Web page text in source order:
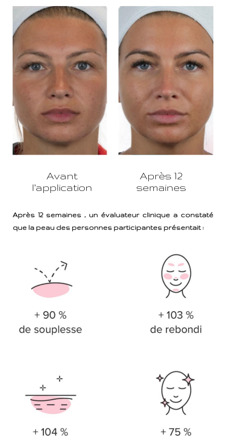
Avant
l'application
Après 12
semaines
Après 12 semaines , un évaluateur clinique a constaté
que la peau des personnes participantes présentait :